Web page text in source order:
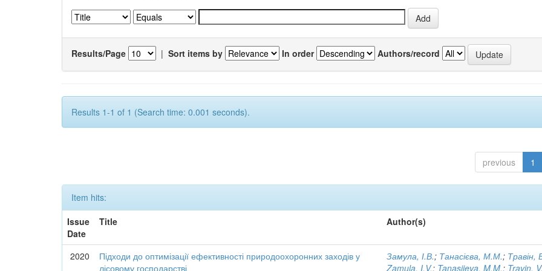
Results/Page | Sort items by In order Authors/record
Results 1-1 of 1 (Search time: 0.001 seconds).
previous 1
Item hits:
Issue
Date
Title Author(s)
2020
Підходи до оптимізації ефективності природоохоронних заходів у
лісовому господарстві
Замула, І.В.; Танасієва, М.М.; Травін,
Zamula, I.V.; Tanasiieva, M.M.; Travin,